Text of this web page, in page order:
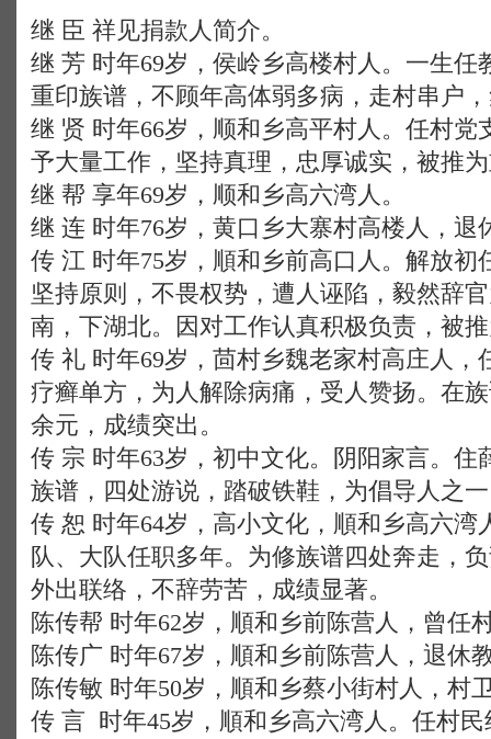
继 臣 祥见捐款人简介。
继 芳 时年69岁，侯岭乡高楼村人。一生任
重印族谱，不顾年高体弱多病，走村串户
继 贤 时年66岁，顺和乡高平村人。任村党
予大量工作，坚持真理，忠厚诚实，被推
继 帮 享年69岁，顺和乡高六湾人。
继 连 时年76岁，黄口乡大寨村高楼人，退
传 江 时年75岁，順和乡前高口人。解放初
坚持原则，不畏权势，遭人诬陷，毅然辞
南，下湖北。因对工作认真积极负责，被
传 礼 时年69岁，茴村乡魏老家村高庄人，
疗癣单方，为人解除病痛，受人赞扬。在
余元，成绩突出。
传 宗 时年63岁，初中文化。阴阳家言。住
族谱，四处游说，踏破铁鞋，为倡导人之
传 恕 时年64岁，高小文化，順和乡高六湾
队、大队任职多年。为修族谱四处奔走，
外出联络，不辞劳苦，成绩显著。
陈传帮 时年62岁，順和乡前陈营人，曾任
陈传广 时年67岁，順和乡前陈营人，退休
陈传敏 时年50岁，順和乡蔡小街村人，村
传 言 时年45岁，順和乡高六湾人。任村民